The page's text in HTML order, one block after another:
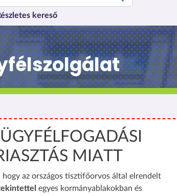
a
kereső
MIATT
az országos tisztifőorvos által elrendelt
egyes kormányablakokban és